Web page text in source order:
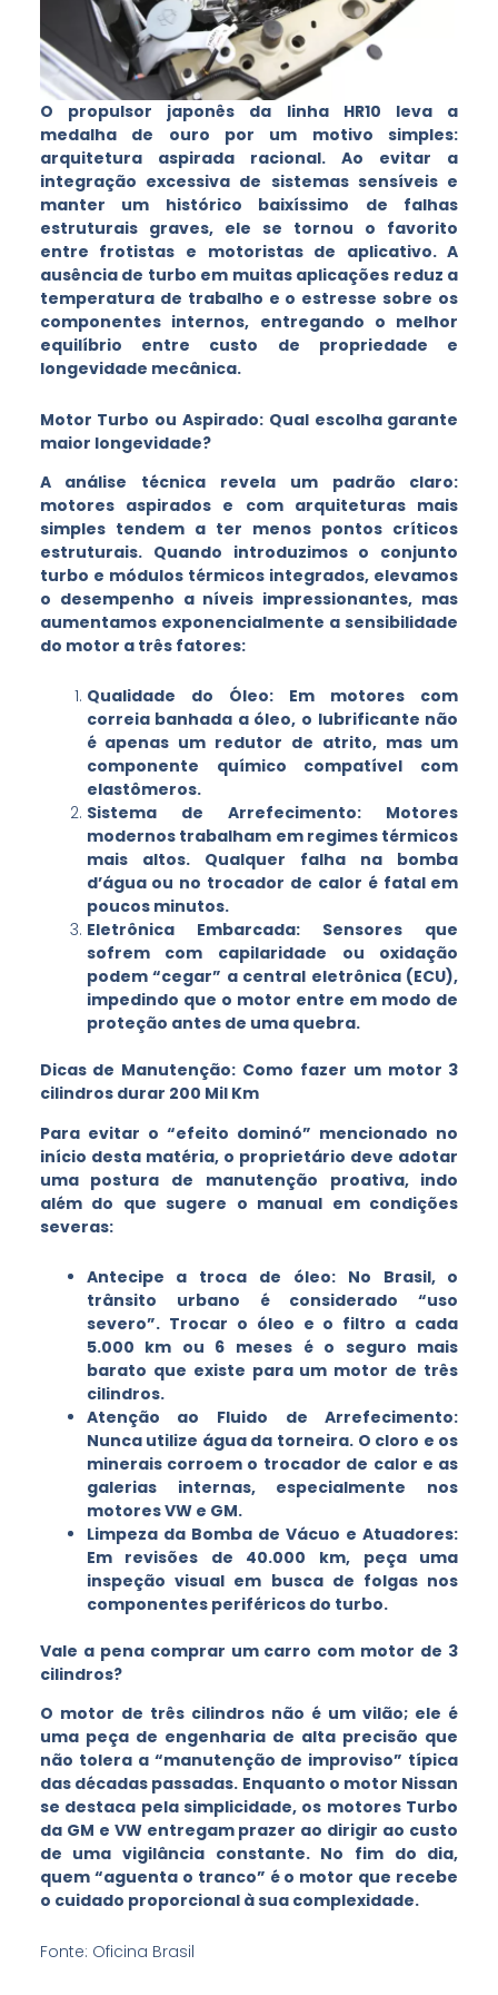
O propulsor japonês da linha HR10 leva a
medalha de ouro por um motivo simples:
arquitetura aspirada racional. Ao evitar a
integração excessiva de sistemas sensíveis e
manter um histórico baixíssimo de falhas
estruturais graves, ele se tornou o favorito
entre frotistas e motoristas de aplicativo. A
ausência de turbo em muitas aplicações reduz a
temperatura de trabalho e o estresse sobre os
componentes internos, entregando o melhor
equilíbrio entre custo de propriedade e
longevidade mecânica.
Motor Turbo ou Aspirado: Qual escolha garante
maior longevidade?
A análise técnica revela um padrão claro:
motores aspirados e com arquiteturas mais
simples tendem a ter menos pontos críticos
estruturais. Quando introduzimos o conjunto
turbo e módulos térmicos integrados, elevamos
o desempenho a níveis impressionantes, mas
aumentamos exponencialmente a sensibilidade
do motor a três fatores:
Qualidade do Óleo: Em motores com
correia banhada a óleo, o lubrificante não
é apenas um redutor de atrito, mas um
componente químico compatível com
elastômeros.
Sistema de Arrefecimento: Motores
modernos trabalham em regimes térmicos
mais altos. Qualquer falha na bomba
d’água ou no trocador de calor é fatal em
poucos minutos.
Eletrônica Embarcada: Sensores que
sofrem com capilaridade ou oxidação
podem “cegar” a central eletrônica (ECU),
impedindo que o motor entre em modo de
proteção antes de uma quebra.
Dicas de Manutenção: Como fazer um motor 3
cilindros durar 200 Mil Km
Para evitar o “efeito dominó” mencionado no
início desta matéria, o proprietário deve adotar
uma postura de manutenção proativa, indo
além do que sugere o manual em condições
severas:
Antecipe a troca de óleo: No Brasil, o
trânsito urbano é considerado “uso
severo”. Trocar o óleo e o filtro a cada
5.000 km ou 6 meses é o seguro mais
barato que existe para um motor de três
cilindros.
Atenção ao Fluido de Arrefecimento:
Nunca utilize água da torneira. O cloro e os
minerais corroem o trocador de calor e as
galerias internas, especialmente nos
motores VW e GM.
Limpeza da Bomba de Vácuo e Atuadores:
Em revisões de 40.000 km, peça uma
inspeção visual em busca de folgas nos
componentes periféricos do turbo.
Vale a pena comprar um carro com motor de 3
cilindros?
O motor de três cilindros não é um vilão; ele é
uma peça de engenharia de alta precisão que
não tolera a “manutenção de improviso” típica
das décadas passadas. Enquanto o motor Nissan
se destaca pela simplicidade, os motores Turbo
da GM e VW entregam prazer ao dirigir ao custo
de uma vigilância constante. No fim do dia,
quem “aguenta o tranco” é o motor que recebe
o cuidado proporcional à sua complexidade.
Fonte: Oficina Brasil